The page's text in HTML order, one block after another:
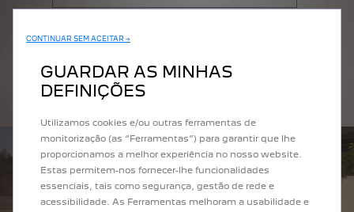
NOTÍCIAS PEUGEOT
CONTINUAR SEM ACEITAR →
GUARDAR AS MINHAS
DEFINIÇÕES
Utilizamos cookies e/ou outras ferramentas de
monitorização (as “Ferramentas”) para garantir que lhe
proporcionamos a melhor experiência no nosso website.
Estas permitem-nos fornecer-lhe funcionalidades
essenciais, tais como segurança, gestão de rede e
acessibilidade. As Ferramentas melhoram a usabilidade e